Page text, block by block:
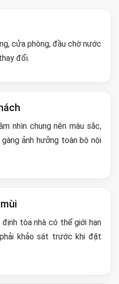
cửa phòng, đầu chờ nước
đổi.
nhìn chung nên màu sắc,
ảnh hưởng toàn bộ nội
tòa nhà có thể giới hạn
khảo sát trước khi đặt